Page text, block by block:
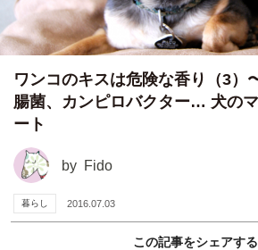
ワンコのキスは危険な香り（3）
腸菌、カンピロバクター… 犬の
ート
by Fido
暮らし 2016.07.03
この記事をシェアする